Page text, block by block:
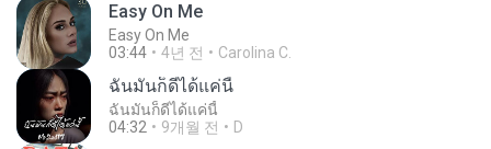
Easy On Me
Easy On Me
03:44
4년 전 Carolina C.
ฉันมันก็ดีได้แค่นี้
ฉันมันก็ดีได้แค่นี้
04:32
9개월 전 D